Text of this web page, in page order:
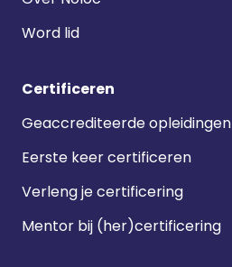
Word lid
Certificeren
Geaccrediteerde opleidingen
Eerste keer certificeren
Verleng je certificering
Mentor bij (her)certificering